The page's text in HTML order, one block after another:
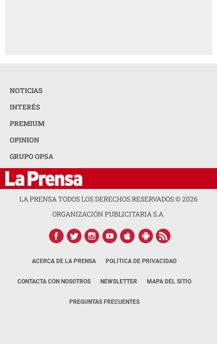
NOTICIAS
INTERÉS
PREMIUM
OPINION
GRUPO OPSA
LA PRENSA TODOS LOS DERECHOS RESERVADOS ©2026
ORGANIZACIÓN PUBLICITARIA S.A.
ACERCA DE LA PRENSA POLÍTICA DE PRIVACIDAD
CONTACTA CON NOSOTROS NEWSLETTER MAPA DEL SITIO
PREGUNTAS FRECUENTES